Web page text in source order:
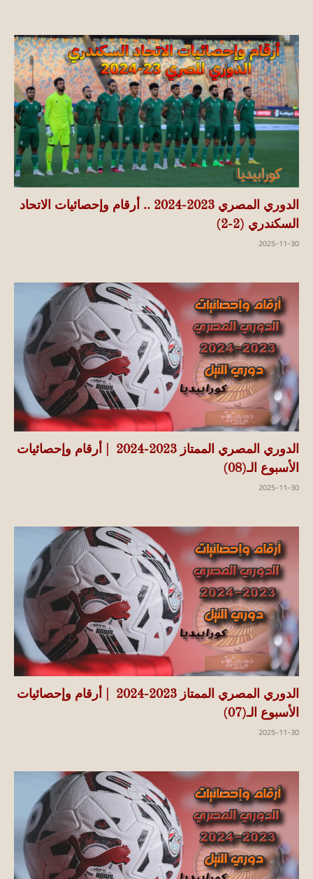
الدوري المصري 2023-2024 .. أرقام وإحصائيات الاتحاد
السكندري (2-2)
2025-11-30
الدوري المصري الممتاز 2023-2024 | أرقام وإحصائيات
الأسبوع الـ(08)
2025-11-30
الدوري المصري الممتاز 2023-2024 | أرقام وإحصائيات
الأسبوع الـ(07)
2025-11-30